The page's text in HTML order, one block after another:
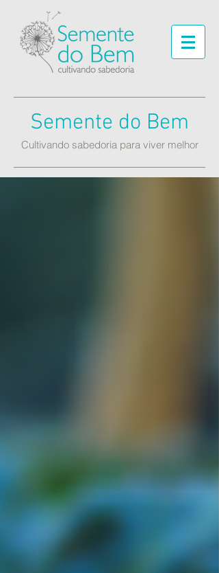
Semente do Bem
Cultivando sabedoria para viver melhor